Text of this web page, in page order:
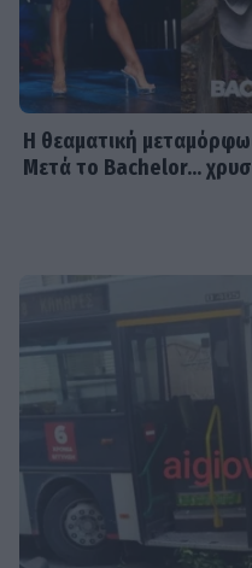
Η θεαματική
Μετά το Bachelor...